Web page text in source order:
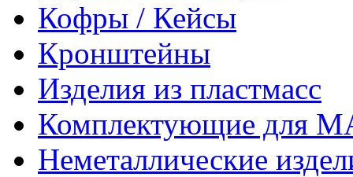
Кофры / Кейсы
Кронштейны
Изделия из пластмасс
Комплектующие для
Неметаллические